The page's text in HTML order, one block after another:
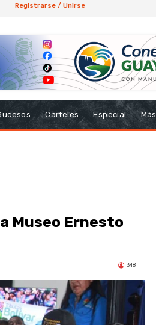
Registrarse / Unirse
Carteles Especial Más
Museo Ernesto
348